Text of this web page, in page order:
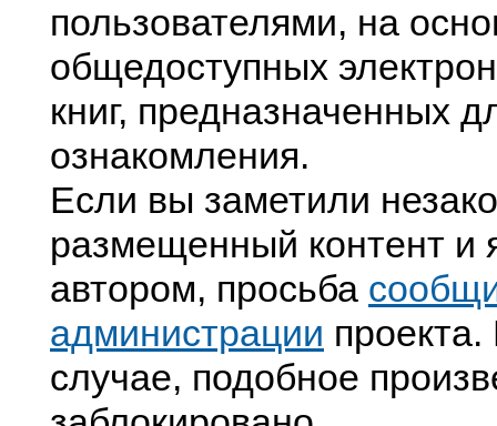
пользователями, на
общедоступных
книг, предназначенных
ознакомления.
Если вы заметили
размещенный контент и
автором, просьба
администрации
случае, подобное